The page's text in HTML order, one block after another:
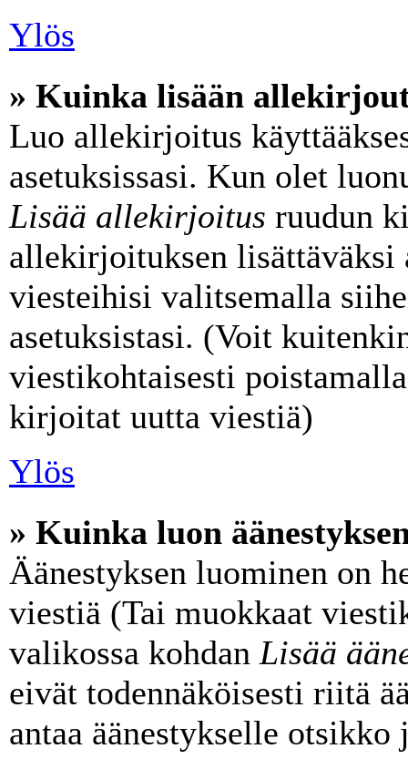
Ylös
» Kuinka lisään
Luo allekirjoitus
asetuksissasi. Kun olet
Lisää allekirjoitus ruudun
allekirjoituksen
viesteihisi valitsemalla
asetuksistasi. (Voit
viestikohtaisesti
kirjoitat uutta viestiä)
Ylös
» Kuinka luon
Äänestyksen luominen on
viestiä (Tai muokkaat
valikossa kohdan Lisää
eivät todennäköisesti riitä
antaa äänestykselle